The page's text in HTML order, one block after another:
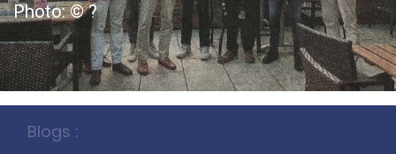
Photo: © ?
Blogs :